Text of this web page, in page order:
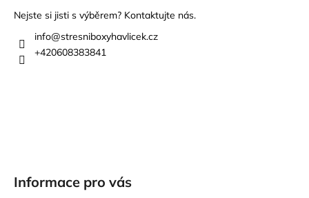
Nejste si jisti s výběrem? Kontaktujte nás.
info@stresniboxyhavlicek.cz
+420608383841
Informace pro vás